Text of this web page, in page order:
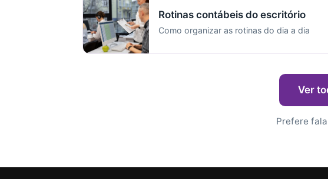
Rotinas contábeis do escritório
Como organizar as rotinas do dia a dia
Ver
Prefere